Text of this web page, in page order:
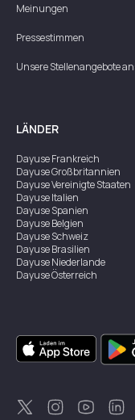
Meinungen
Pressestimmen
Unsere Stellenangebote
LÄNDER
DayuseFrankreich
DayuseGroßbritannien
DayuseVereinigte Staaten
DayuseItalien
DayuseSpanien
DayuseBelgien
DayuseSchweiz
DayuseBrasilien
DayuseNiederlande
DayuseÖsterreich
DayuseSingapur
DayuseZweden
DayuseThailand
DayuseNeuseeland
DayuseTürkei